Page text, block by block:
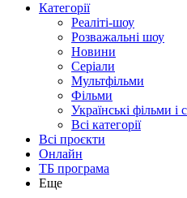
Категорії
Реаліті-шоу
Розважальні шоу
Новини
Серіали
Мультфільми
Фільми
Українські фільми і
Всі категорії
Всі проєкти
Онлайн
ТБ програма
Еще